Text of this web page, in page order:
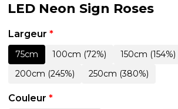
LED Neon Sign Roses
Largeur *
75cm 100cm (72%)
150cm (154%)
200cm (245%)
250cm (380%)
Couleur *